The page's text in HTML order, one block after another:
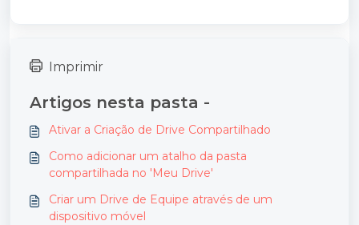
Imprimir
Artigos nesta pasta -
Ativar a Criação de Drive Compartilhado
Como adicionar um atalho da pasta
compartilhada no 'Meu Drive'
Criar um Drive de Equipe através de um
dispositivo móvel